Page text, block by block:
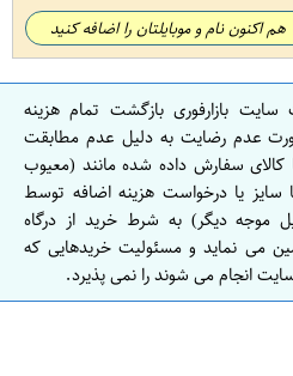
هم اکنون نام و موبایلتان را اضافه کنید
سایت بازارفوری بازگشت تمام هزینه
عدم رضایت به دلیل عدم مطابقت
کالای سفارش داده شده مانند (معیوب
یا درخواست هزینه اضافه توسط
موجه دیگر) به شرط خرید از درگاه
می نماید و مسئولیت خریدهایی که
انجام می شوند را نمی پذیرد.